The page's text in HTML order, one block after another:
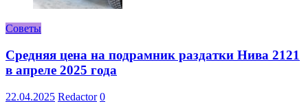
Советы
Средняя цена на подрамник раздатки Нива 2121
в апреле 2025 года
22.04.2025 Redactor 0